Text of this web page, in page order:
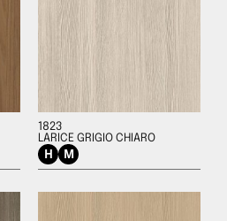
1823
LARICE GRIGIO CHIARO